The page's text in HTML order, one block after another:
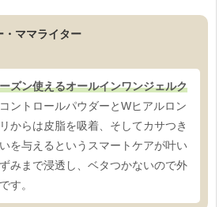
・ママライター
ズン使えるオールインワンジェルク
ントロールパウダーとWヒアルロン
からは皮脂を吸着、そしてカサつき
を与えるというスマートケアが叶い
みまで浸透し、ベタつかないので外
す。